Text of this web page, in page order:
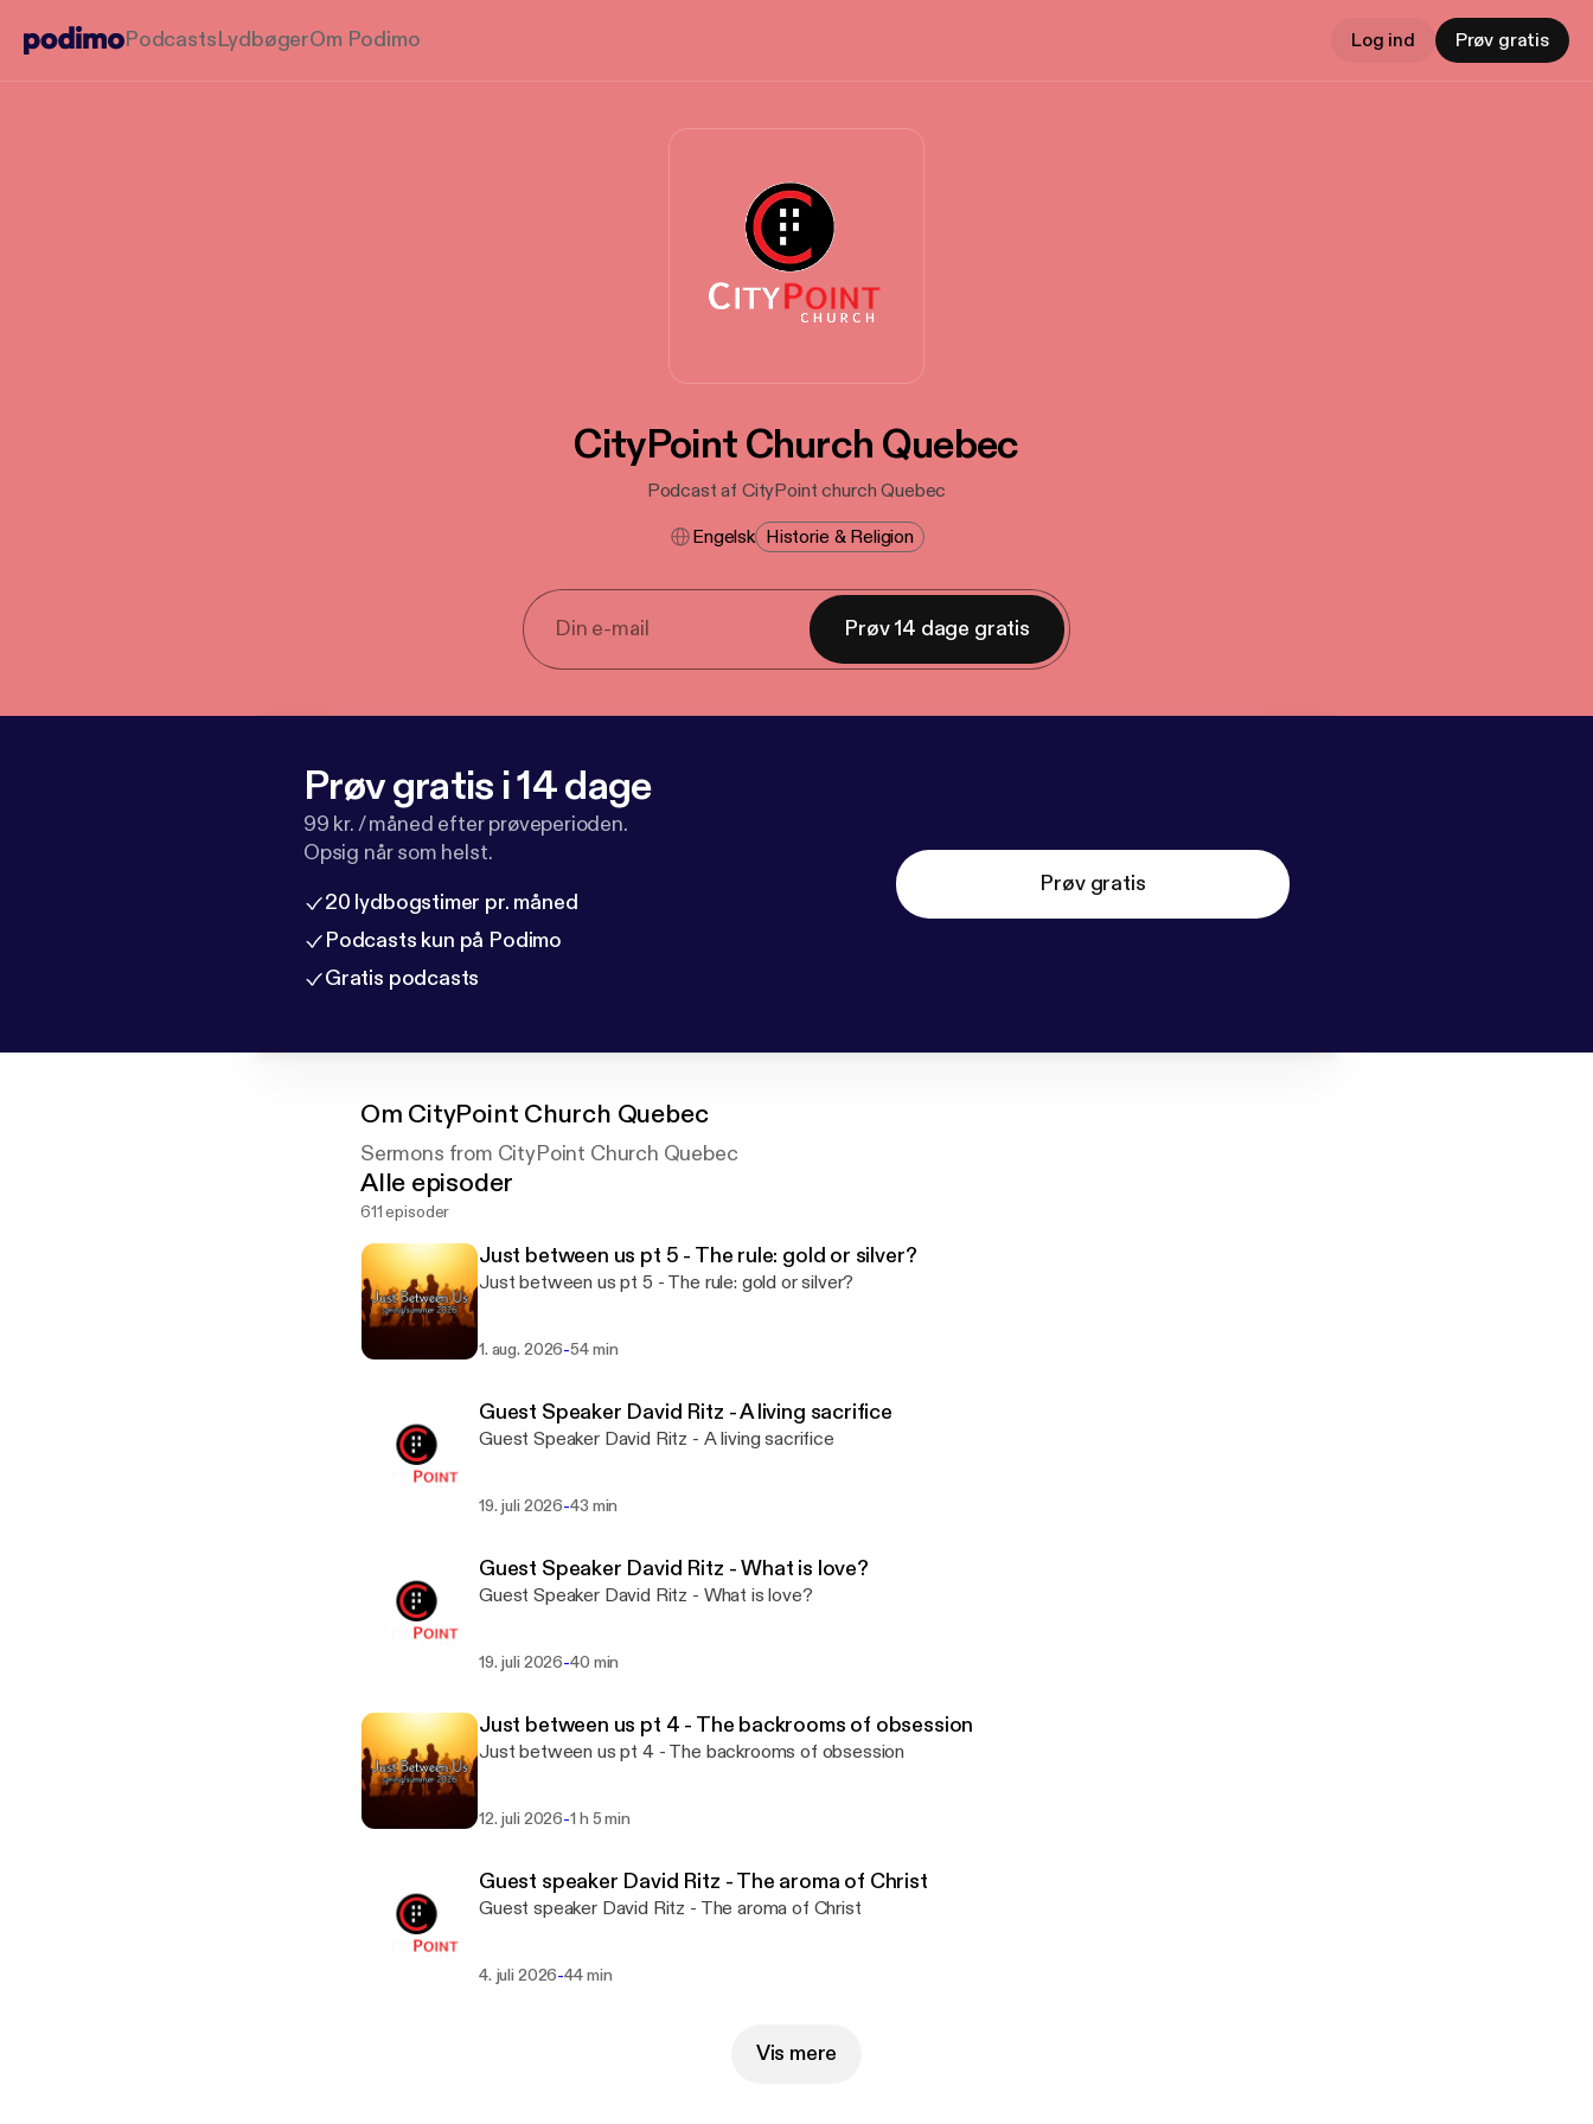
PodcastsLydbøgerOm Podimo Log ind Prøv gratis
CityPoint Church Quebec
Podcast af CityPoint church Quebec
Engelsk Historie & Religion
Prøv 14 dage gratis
Prøv gratis i 14 dage
99 kr. / måned efter prøveperioden.
Opsig når som helst.
20 lydbogstimer pr. måned
Podcasts kun på Podimo
Gratis podcasts
Prøv gratis
Om CityPoint Church Quebec
Sermons from CityPoint Church Quebec
Alle episoder
611 episoder
Just between us pt 5 - The rule: gold or silver?
Just between us pt 5 - The rule: gold or silver?
1. aug. 2026-54 min
Guest Speaker David Ritz - A living sacrifice
Guest Speaker David Ritz - A living sacrifice
19. juli 2026-43 min
Guest Speaker David Ritz - What is love?
Guest Speaker David Ritz - What is love?
19. juli 2026-40 min
Just between us pt 4 - The backrooms of obsession
Just between us pt 4 - The backrooms of obsession
12. juli 2026-1 h 5 min
Guest speaker David Ritz - The aroma of Christ
Guest speaker David Ritz - The aroma of Christ
4. juli 2026-44 min
Vis mere